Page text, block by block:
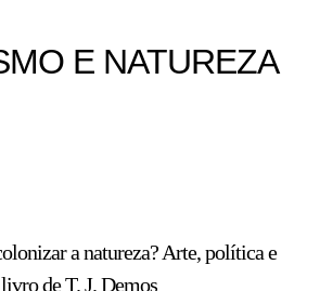
E NATUREZA
a natureza? Arte, política e
de T. J. Demos